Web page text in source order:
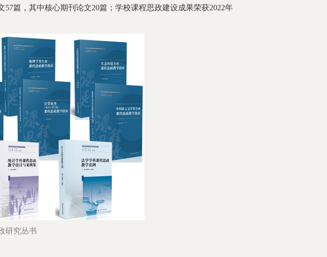
篇，其中核心期刊论文20篇；学校课程思政建设成果荣获2022年
研究丛书